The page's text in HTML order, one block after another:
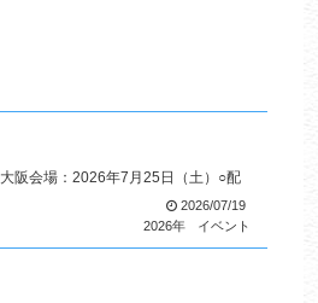
阪会場：2026年7月25日（土）○配
2026/07/19
2026年
イベント